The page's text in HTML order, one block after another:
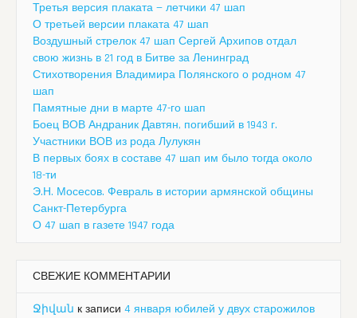
Третья версия плаката — летчики 47 шап
О третьей версии плаката 47 шап
Воздушный стрелок 47 шап Сергей Архипов отдал
свою жизнь в 21 год в Битве за Ленинград
Стихотворения Владимира Полянского о родном 47
шап
Памятные дни в марте 47-го шап
Боец ВОВ Андраник Давтян, погибший в 1943 г.
Участники ВОВ из рода Лулукян
В первых боях в составе 47 шап им было тогда около
18-ти
Э.Н. Мосесов. Февраль в истории армянской общины
Санкт-Петербурга
О 47 шап в газете 1947 года
СВЕЖИЕ КОММЕНТАРИИ
Ջիվան к записи 4 января юбилей у двух старожилов